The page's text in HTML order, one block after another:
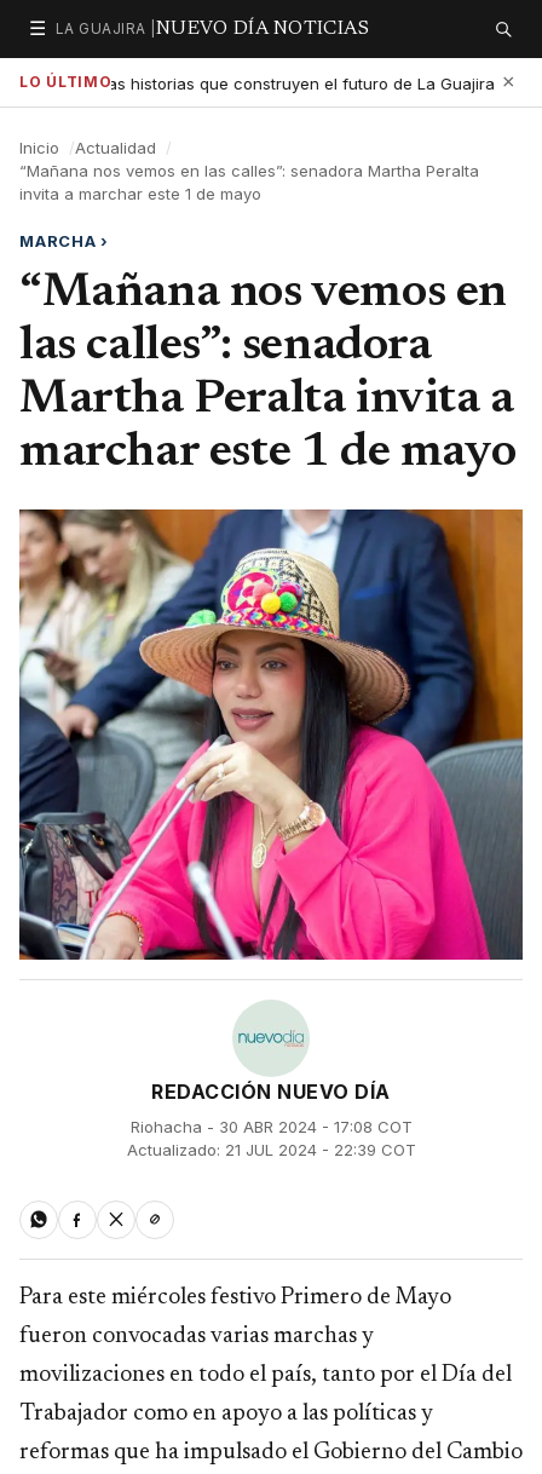
☰
Secciones
LA GUAJIRA | NUEVO DÍA NOTICIAS Buscar
LO ÚLTIMO
exaltar las historias que construyen el futuro de La Guajira5:01 PM
×
Inicio
Actualidad
“Mañana nos vemos en las calles”: senadora Martha Peralta
invita a marchar este 1 de mayo
MARCHA›
“Mañana nos vemos en
las calles”: senadora
Martha Peralta invita a
marchar este 1 de mayo
REDACCIÓN NUEVO DÍA
Riohacha - 30 ABR 2024 - 17:08 COT
Actualizado: 21 JUL 2024 - 22:39 COT
Para este miércoles festivo Primero de Mayo
fueron convocadas varias marchas y
movilizaciones en todo el país, tanto por el Día del
Trabajador como en apoyo a las políticas y
reformas que ha impulsado el Gobierno del Cambio